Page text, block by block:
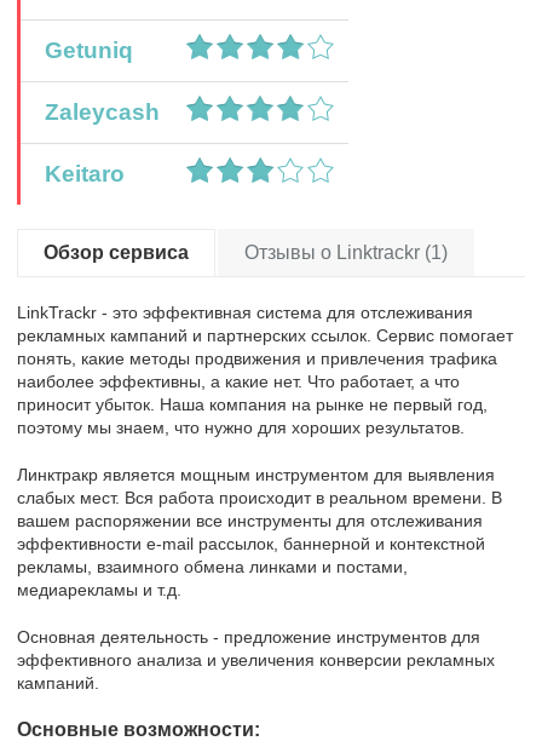
Getuniq
Zaleycash
Keitaro
Обзор сервиса Отзывы о Linktrackr (1)
LinkTrackr - это эффективная система для отслеживания
рекламных кампаний и партнерских ссылок. Сервис помогает
понять, какие методы продвижения и привлечения трафика
наиболее эффективны, а какие нет. Что работает, а что
приносит убыток. Наша компания на рынке не первый год,
поэтому мы знаем, что нужно для хороших результатов.
Линктракр является мощным инструментом для выявления
слабых мест. Вся работа происходит в реальном времени. В
вашем распоряжении все инструменты для отслеживания
эффективности e-mail рассылок, баннерной и контекстной
рекламы, взаимного обмена линками и постами,
медиарекламы и т.д.
Основная деятельность - предложение инструментов для
эффективного анализа и увеличения конверсии рекламных
кампаний.
Основные возможности: